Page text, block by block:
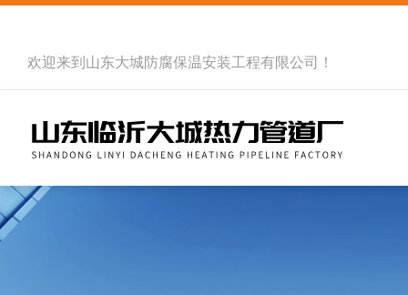
欢迎来到 山东大城防腐保温安装工程有限公司 ！